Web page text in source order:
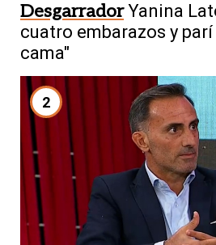
Desgarrador Yanina
cuatro embarazos y
cama"
2